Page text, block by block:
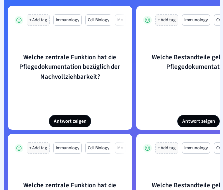
+ Add tag Immunology Cell Biology Mo
Welche zentrale Funktion hat die
Pflegedokumentation bezüglich der
Nachvollziehbarkeit?
Antwort zeigen
+ Add tag Immunology
Welche Bestandteile
Antwort zeigen
+ Add tag Immunology Cell Biology Mo
Welche zentrale Funktion hat die
+ Add tag Immunology
Welche Bestandteile